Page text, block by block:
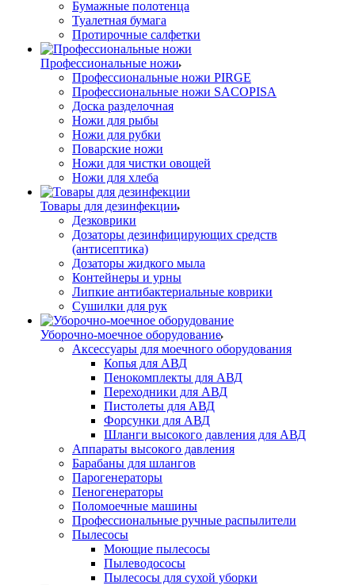
Бумажные полотенца
Туалетная бумага
Протирочные салфетки
Профессиональные ножи
Профессиональные ножи PIRGE
Профессиональные ножи SACOPISA
Доска разделочная
Ножи для рыбы
Ножи для рубки
Поварские ножи
Ножи для чистки овощей
Ножи для хлеба
Товары для дезинфекции
Дезковрики
Дозаторы дезинфицирующих средств
(антисептика)
Дозаторы жидкого мыла
Контейнеры и урны
Липкие антибактериальные коврики
Сушилки для рук
Уборочно-моечное оборудование
Аксессуары для моечного оборудования
Копья для АВД
Пенокомплекты для АВД
Переходники для АВД
Пистолеты для АВД
Форсунки для АВД
Шланги высокого давления для АВД
Аппараты высокого давления
Барабаны для шлангов
Парогенераторы
Пеногенераторы
Поломоечные машины
Профессиональные ручные распылители
Пылесосы
Моющие пылесосы
Пылеводососы
Пылесосы для сухой уборки